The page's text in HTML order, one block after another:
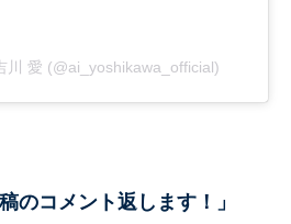
川 愛 (@ai_yoshikawa_official)
のコメント返します！」